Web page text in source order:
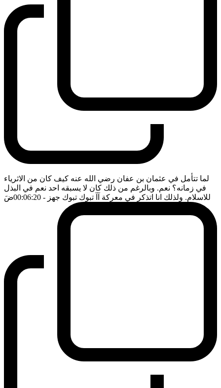
لما تتأمل في عثمان بن عفان رضي الله عنه كيف كان من الاثرياء
في زمانه؟ نعم. وبالرغم من ذلك كان لا يسبقه احد نعم في البذل
للاسلام. ولذلك انا اتذكر في معركة آآ تبوك تبوك جهز - 00:06:20 ضَ